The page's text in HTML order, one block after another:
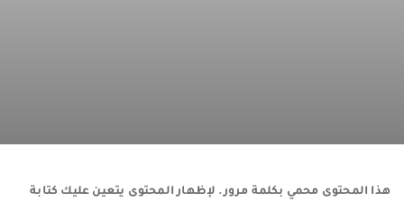
هذا المحتوى محمي بكلمة مرور. لإظهار المحتوى يتعين عليك كتابة